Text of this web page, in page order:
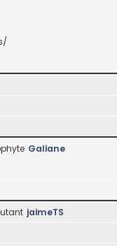
Galiane
jaimeTS